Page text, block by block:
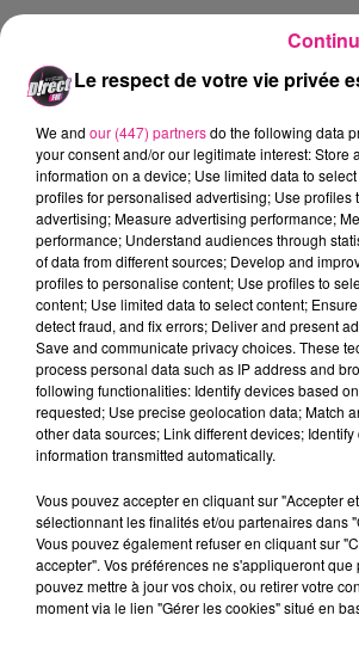
L’objectif est de redonner une
jeunesse à une partie
monuments préférés des
programme : l’installation
revêtement du sol et de
LED, qui assureront une
luminosité et une
énergétique réduite.
Le projet qui devrait coûter
sera entièrement financé par
FIL ACTUS
9h19
Lorraine : une journée pas comme les autres
6 août 2026
Metz : une distribution de lunette gratuite
5 août 2026
Casting de Woof : l'Euro-Métropole de Metz
4 août 2026
Le respect de votre vie privée
We and our (447) partnersdo the following data
your consent and/or our legitimate interest: Store
information on a device; Use limited data to
profiles for personalised advertising; Use profiles
advertising; Measure advertising performance;
performance; Understand audiences through
of data from different sources; Develop and
profiles to personalise content; Use profiles to
content; Use limited data to select content;
detect fraud, and fix errors; Deliver and present
Save and communicate privacy choices. These
process personal data such as IP address and
following functionalities: Identify devices based
requested; Use precise geolocation data; Match
other data sources; Link different devices;
information transmitted automatically.
Vous pouvez accepter en cliquant sur "Accepter
sélectionnant les finalités et/ou partenaires dans
Vous pouvez également refuser en cliquant sur
accepter". Vos préférences ne s'appliqueront que
pouvez mettre à jour vos choix, ou retirer votre
moment via le lien "Gérer les cookies" situé en